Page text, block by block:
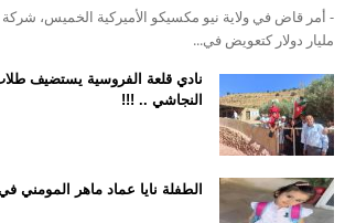
- أمر قاض في ولاية نيو مكسيكو الأميركية الخميس،
مليار دولار كتعويض في...
نادي قلعة الفروسية يستضيف
النجاشي .. !!!
الطفلة نايا عماد ماهر المومني